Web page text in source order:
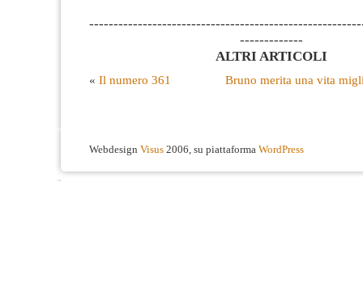
-------------
ALTRI ARTICOLI
« Il numero 361 Bruno merita una vita
Webdesign Visus 2006, su piattaforma WordPress